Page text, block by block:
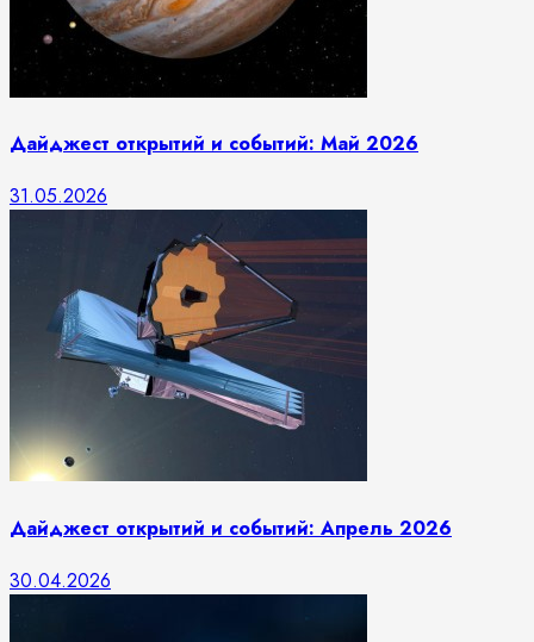
Дайджест открытий и событий: Май 2026
31.05.2026
Дайджест открытий и событий: Апрель 2026
30.04.2026